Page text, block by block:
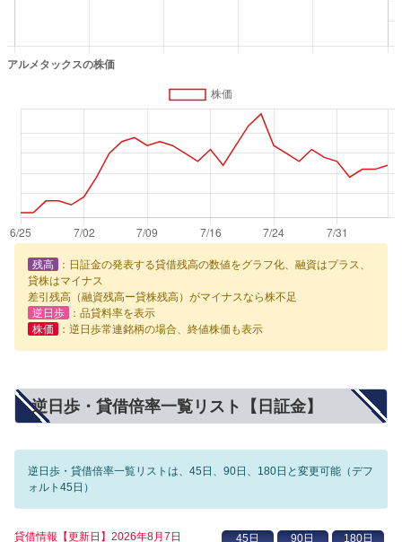
残高
：日証金の発表する貸借残高の数値をグラフ化、融資はプラス、
貸株はマイナス
差引残高（融資残高ー貸株残高）がマイナスなら株不足
逆日歩
：品貸料率を表示
株価
：逆日歩常連銘柄の場合、終値株価も表示
逆日歩・貸借倍率一覧リスト【日証金】
逆日歩・貸借倍率一覧リストは、45日、90日、180日と変更可能（デフ
ォルト45日）
貸借情報【更新日】2026年8月7日